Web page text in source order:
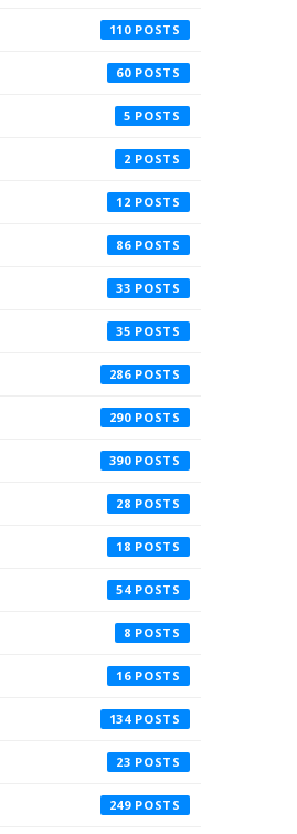
110
60
5
2
12
86
33
35
286
290
390
28
18
54
8
16
134
23
249